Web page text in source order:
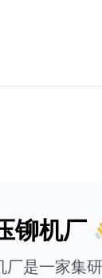
铆机厂
厂是一家集